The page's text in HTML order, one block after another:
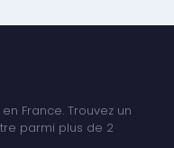
France. Trouvez un
parmi plus de 2